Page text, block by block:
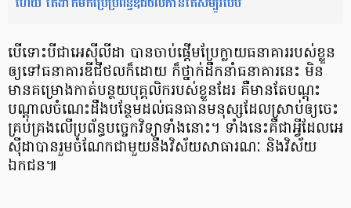
បើទោះបីជា​អេស៊ីលីដា បានចាប់​ផ្តើមប្រែ​ក្លាយ​ធនាគារ​របស់ខ្លួន​
ឲ្យ​ទៅធនាគារ​ឌីជីថល​ក៏ដោយ ក៏ថ្នាក់​ដឹកនាំ​ធនាគារនេះ​ មិន
មាន​គម្រោង​កាត់​បន្ថយ​បុគ្គលិក​របស់​ខ្លួនដែរ គឺមានតែ​បណ្តុះ​
បណ្តាល​ចំណេះដឹង​​បន្ថែម​ដល់ធនធាន​មនុស្ស​ដែលស្រាប់​ឲ្យ​ចេះ
គ្រប់គ្រង​លើប្រព័ន្ធ​បច្ចេកវិទ្យា​ទាំងនោះ។ ទាំងនេះគឺ​ជាអ្វី​ដែល​អេ
ស៊ីដា​បាន​រួមចំណែក​ជាមួយ​នឹង​វិស័យ​សាធារណៈ និងវិស័យ​
ឯកជន៕